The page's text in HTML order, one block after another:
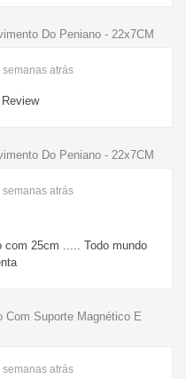
Do Peniano - 22x7CM
semanas atrás
Do Peniano - 22x7CM
semanas atrás
com 25cm ..... Todo mundo
Com Suporte Magnético E
semanas atrás